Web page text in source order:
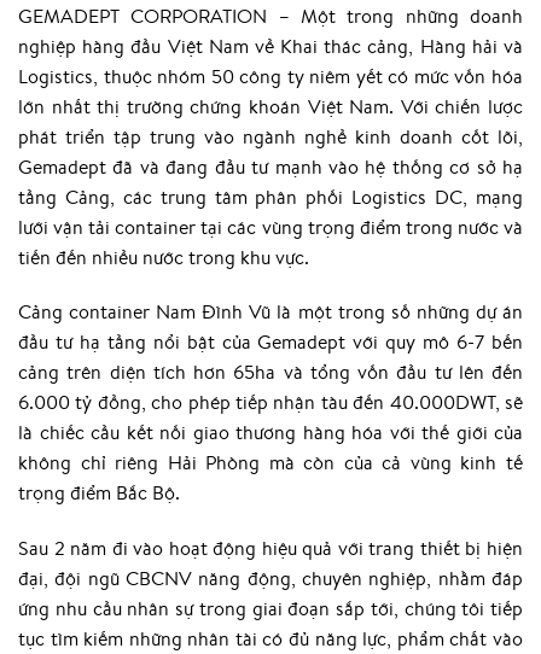
GEMADEPT CORPORATION – Một trong những doanh
nghiệp hàng đầu Việt Nam về Khai thác cảng, Hàng hải và
Logistics, thuộc nhóm 50 công ty niêm yết có mức vốn hóa
lớn nhất thị trường chứng khoán Việt Nam. Với chiến lược
phát triển tập trung vào ngành nghề kinh doanh cốt lõi,
Gemadept đã và đang đầu tư mạnh vào hệ thống cơ sở hạ
tầng Cảng, các trung tâm phân phối Logistics DC, mạng
lưới vận tải container tại các vùng trọng điểm trong nước và
tiến đến nhiều nước trong khu vực.
Cảng container Nam Đình Vũ là một trong số những dự án
đầu tư hạ tầng nổi bật của Gemadept với quy mô 6-7 bến
cảng trên diện tích hơn 65ha và tổng vốn đầu tư lên đến
6.000 tỷ đồng, cho phép tiếp nhận tàu đến 40.000DWT, sẽ
là chiếc cầu kết nối giao thương hàng hóa với thế giới của
không chỉ riêng Hải Phòng mà còn của cả vùng kinh tế
trọng điểm Bắc Bộ.
Sau 2 năm đi vào hoạt động hiệu quả với trang thiết bị hiện
đại, đội ngũ CBCNV năng động, chuyên nghiệp, nhằm đáp
ứng nhu cầu nhân sự trong giai đoạn sắp tới, chúng tôi tiếp
tục tìm kiếm những nhân tài có đủ năng lực, phẩm chất vào